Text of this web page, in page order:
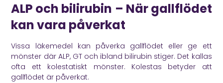
ALP och bilirubin – När gallflödet
kan vara påverkat
Vissa läkemedel kan påverka gallflödet eller ge ett
mönster där ALP, GT och ibland bilirubin stiger. Det kallas
ofta ett kolestatiskt mönster. Kolestas betyder att
gallflödet är påverkat.